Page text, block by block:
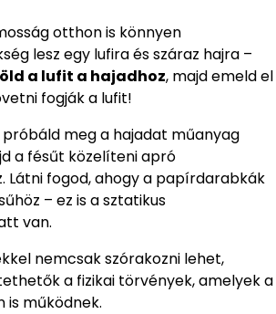
otthon is könnyen
lesz egy lufira és száraz hajra –
a lufit a hajadhoz, majd emeld el
fogják a lufit!
meg a hajadat műanyag
a fésűt közelíteni apró
Látni fogod, ahogy a papírdarabkák
– ez is a sztatikus
van.
nemcsak szórakozni lehet,
a fizikai törvények, amelyek a
is működnek.